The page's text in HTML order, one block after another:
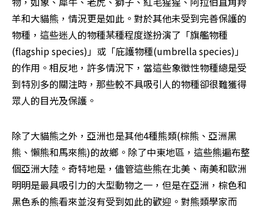
羊和大貓熊，情況更是如此。對於其他未受到完善保護的
物種，這些迷人的物種某種程度遂扮演了「旗艦物種
(flagship species)」或「庇護物種(umbrella species)」
的作用。相反地，許多情況下，當這些象徵性物種總是受
到特別多的關注時，那些較不具吸引人的物種卻很難獲得
眾人的目光及保護。
除了大貓熊之外，亞洲也是其他4種熊類(棕熊、亞洲黑
熊、懶熊和馬來熊)的故鄉。除了中東地區，這些熊遍布整
個亞洲大陸。奇特地是，儘管這些熊在北美、南美和歐洲
明明是最具吸引力的大型動物之一，但是在亞洲，棕色和
黑色系的熊看來並沒有受到如此的歡迎。對熊類學家而